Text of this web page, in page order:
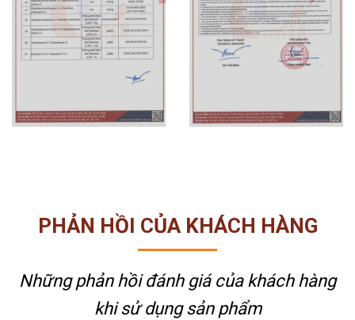
PHẢN HỒI CỦA KHÁCH HÀNG
Những phản hồi đánh giá của khách hàng
khi sử dụng sản phẩm